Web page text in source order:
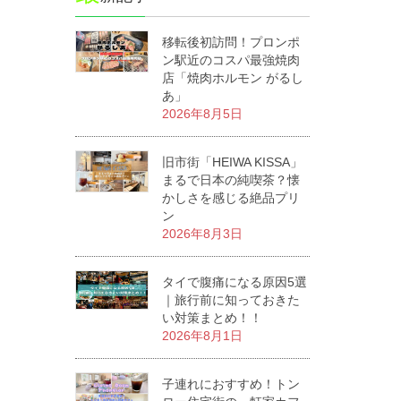
移転後初訪問！プロンポ
ン駅近のコスパ最強焼肉
店「焼肉ホルモン がるし
あ」
2026年8月5日
旧市街「HEIWA KISSA」
まるで日本の純喫茶？懐
かしさを感じる絶品プリ
ン
2026年8月3日
タイで腹痛になる原因5選
｜旅行前に知っておきた
い対策まとめ！！
2026年8月1日
子連れにおすすめ！トン